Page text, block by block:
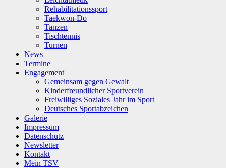
Rehabilitationssport
Taekwon-Do
Tanzen
Tischtennis
Turnen
News
Termine
Engagement
Gemeinsam gegen Gewalt
Kinderfreundlicher Sportverein
Freiwilliges Soziales Jahr im Sport
Deutsches Sportabzeichen
Galerie
Impressum
Datenschutz
Newsletter
Kontakt
Mein TSV